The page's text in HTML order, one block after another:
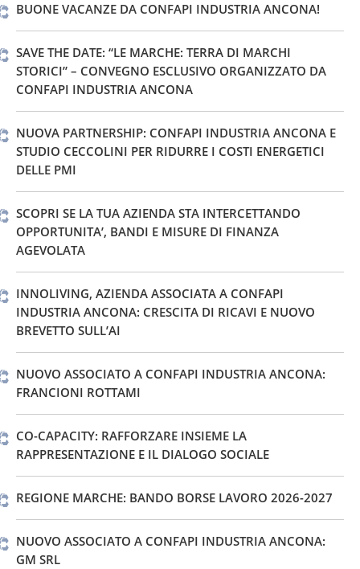
BUONE VACANZE DA CONFAPI INDUSTRIA ANCONA!
SAVE THE DATE: “LE MARCHE: TERRA DI MARCHI
STORICI” – CONVEGNO ESCLUSIVO ORGANIZZATO DA
CONFAPI INDUSTRIA ANCONA
NUOVA PARTNERSHIP: CONFAPI INDUSTRIA ANCONA E
STUDIO CECCOLINI PER RIDURRE I COSTI ENERGETICI
DELLE PMI
SCOPRI SE LA TUA AZIENDA STA INTERCETTANDO
OPPORTUNITA’, BANDI E MISURE DI FINANZA
AGEVOLATA
INNOLIVING, AZIENDA ASSOCIATA A CONFAPI
INDUSTRIA ANCONA: CRESCITA DI RICAVI E NUOVO
BREVETTO SULL’AI
NUOVO ASSOCIATO A CONFAPI INDUSTRIA ANCONA:
FRANCIONI ROTTAMI
CO-CAPACITY: RAFFORZARE INSIEME LA
RAPPRESENTAZIONE E IL DIALOGO SOCIALE
REGIONE MARCHE: BANDO BORSE LAVORO 2026-2027
NUOVO ASSOCIATO A CONFAPI INDUSTRIA ANCONA:
GM SRL